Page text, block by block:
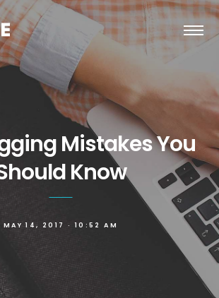
Mistakes You
Know
MAY 14, 2017 · 10:52 AM